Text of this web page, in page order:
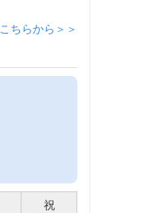
こちらから＞＞
祝